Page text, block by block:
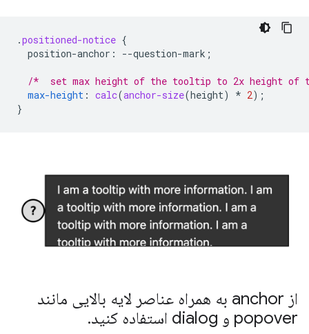
.positioned-notice {
position-anchor : --question-mark ;
/*  set max height of the tooltip to 2x height of
max-height : calc(anchor-size(height) * 2);
}
از anchor به همراه عناصر لایه بالایی مانند
popover و dialog استفاده کنید
.